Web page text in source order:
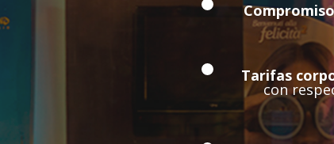
Tarifas
con